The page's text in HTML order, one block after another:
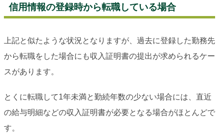
信用情報の登録時から転職している場合
上記と似たような状況となりますが、過去に登録した勤務先
から転職をした場合にも収入証明書の提出が求められるケー
スがあります。
とくに転職して1年未満と勤続年数の少ない場合には、直近
の給与明細などの収入証明書が必要となる場合がほとんどで
す。